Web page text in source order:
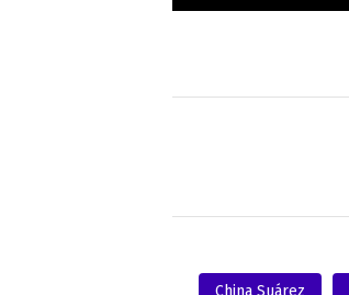
China Suárez